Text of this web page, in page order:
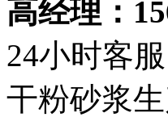
高经理：
24小时客服
干粉砂浆